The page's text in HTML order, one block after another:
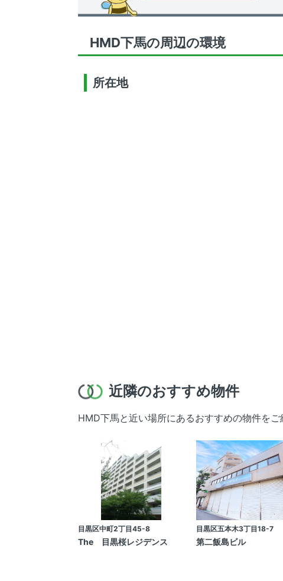
HMD下馬の周辺の環境
所在地
近隣のおすすめ物件
HMD下馬と近い場所にあるおすすめの物件をご
目黒区中町2丁目45-8
The 目黒桜レジデンス
目黒区五本木3丁目18-7
第二飯島ビル